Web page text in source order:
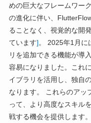
めの巨大なフレームワー
の進化に伴い、
ることなく、視覚的な開
ています]。 2025年1月に
リを追加できる機能が導
容易になりました。これ
イブラリを活用し、独自
なります。 これらのアッ
って、より高度なスキル
戦する機会を提供します。